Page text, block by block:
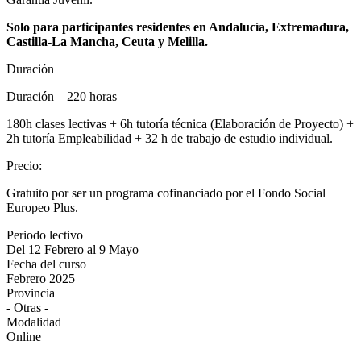
Solo para participantes residentes en Andalucía, Extremadura,
Castilla-La Mancha, Ceuta y Melilla.
Duración
Duración 220 horas
180h clases lectivas + 6h tutoría técnica (Elaboración de Proyecto) +
2h tutoría Empleabilidad + 32 h de trabajo de estudio individual.
Precio:
Gratuito por ser un programa cofinanciado por el Fondo Social
Europeo Plus.
Periodo lectivo
Del 12 Febrero al 9 Mayo
Fecha del curso
Febrero 2025
Provincia
- Otras -
Modalidad
Online